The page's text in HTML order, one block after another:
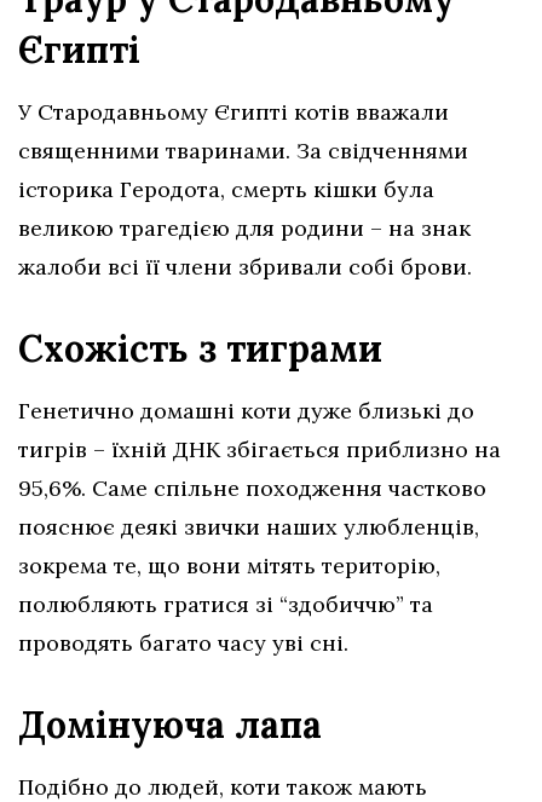
Єгипті
У Стародавньому Єгипті котів вважали
священними тваринами. За свідченнями
історика Геродота, смерть кішки була
великою трагедією для родини – на знак
жалоби всі її члени збривали собі брови.
Схожість з тиграми
Генетично домашні коти дуже близькі до
тигрів – їхній ДНК збігається приблизно на
95,6%. Саме спільне походження частково
пояснює деякі звички наших улюбленців,
зокрема те, що вони мітять територію,
полюбляють гратися зі “здобиччю” та
проводять багато часу уві сні.
Домінуюча лапа
Подібно до людей, коти також мають